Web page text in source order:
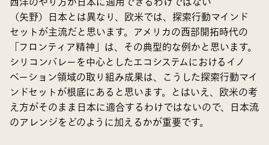
（矢野）日本とは異なり、欧米では、探索行動マインド
セットが主流だと思います。アメリカの西部開拓時代の
「フロンティア精神」は、その典型的な例かと思います。
シリコンバレーを中心としたエコシステムにおけるイノ
ベーション領域の取り組み成果は、こうした探索行動マイ
ンドセットが根底にあると思います。とはいえ、欧米の考
え方がそのまま日本に適合するわけではないので、日本流
のアレンジをどのように加えるかが重要です。